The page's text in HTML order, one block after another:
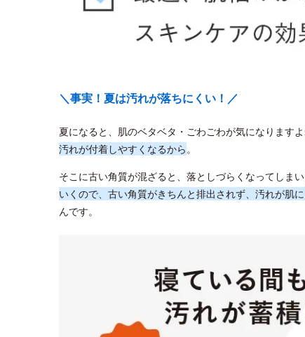
＼事実！夏は汚れが落ちにくい！／
夏になると、肌のベタベタ・ごわごわが気になりますよ
汚れが付着しやすくなるから 。
そこに古い角質が混ざると、落としづらくなってしまい
いくので、古い角質がきちんと排出されず、汚れが肌
んです。